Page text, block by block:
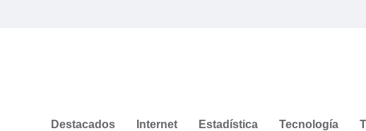
Destacados Internet Estadística Tecnología